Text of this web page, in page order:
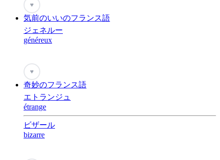
♥
気前のいいのフランス語
ジェネルー
généreux
♥
奇妙のフランス語
エトランジュ
étrange
ビザール
bizarre